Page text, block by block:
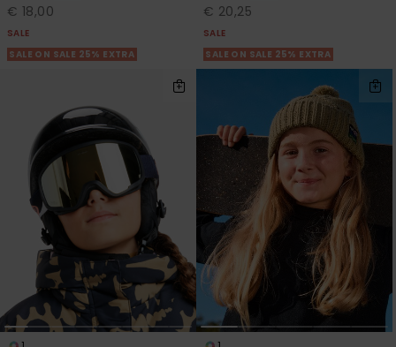
€ 18,00
SALE
SALE ON SALE 25% EXTRA
€ 20,25
SALE
SALE ON SALE 25% EXTRA